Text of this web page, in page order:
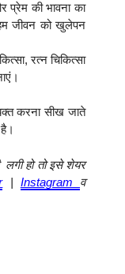
प्रेम की भावना का
जीवन को खुलेपन
रत्न चिकित्सा
करना सीख जाते
हो तो इसे शेयर
| Instagram व